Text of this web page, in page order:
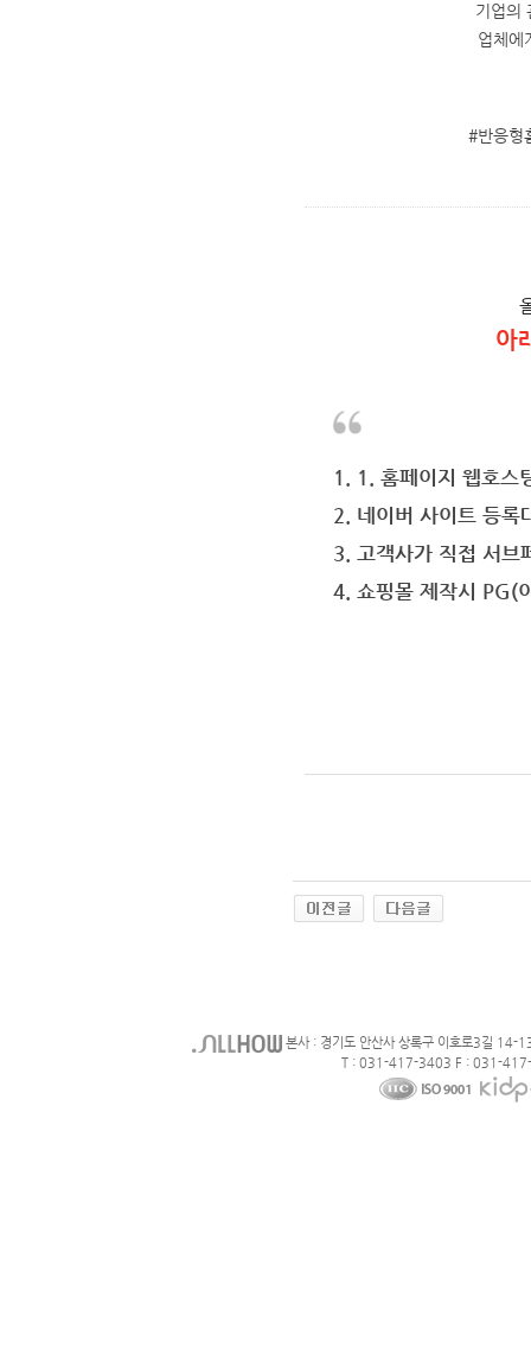
기업의
업체에
#반응형
아
1. 1. 홈페이지 웹호스
2. 네이버 사이트 등록
3. 고객사가 직접 서브
4. 쇼핑몰 제작시 PG(
본사 : 경기도 안산사 상록구 이호로3길 14-
T : 031-417-3403 F : 031-